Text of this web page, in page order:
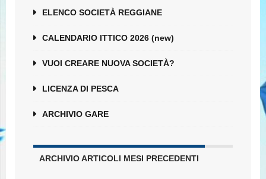
ELENCO SOCIETÀ REGGIANE
CALENDARIO ITTICO 2026 (new)
VUOI CREARE NUOVA SOCIETÀ?
LICENZA DI PESCA
ARCHIVIO GARE
ARCHIVIO ARTICOLI MESI PRECEDENTI